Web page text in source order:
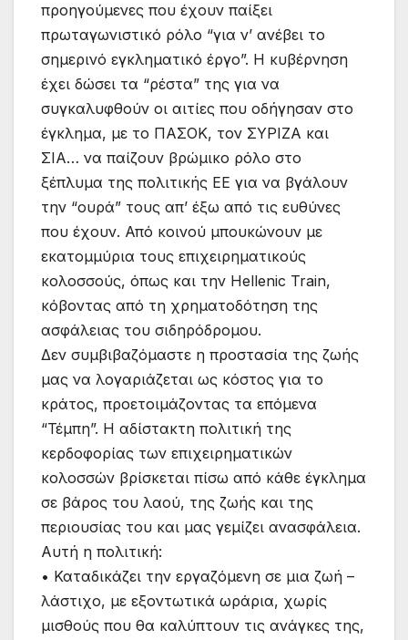
προηγούμενες που έχουν παίξει
πρωταγωνιστικό ρόλο “για ν’ ανέβει το
σημερινό εγκληματικό έργο”. Η κυβέρνηση
έχει δώσει τα “ρέστα” της για να
συγκαλυφθούν οι αιτίες που οδήγησαν στο
έγκλημα, με το ΠΑΣΟΚ, τον ΣΥΡΙΖΑ και
ΣΙΑ… να παίζουν βρώμικο ρόλο στο
ξέπλυμα της πολιτικής ΕΕ για να βγάλουν
την “ουρά” τους απ’ έξω από τις ευθύνες
που έχουν. Από κοινού μπουκώνουν με
εκατομμύρια τους επιχειρηματικούς
κολοσσούς, όπως και την Hellenic Train,
κόβοντας από τη χρηματοδότηση της
ασφάλειας του σιδηρόδρομου.
Δεν συμβιβαζόμαστε η προστασία της ζωής
μας να λογαριάζεται ως κόστος για το
κράτος, προετοιμάζοντας τα επόμενα
“Τέμπη”. Η αδίστακτη πολιτική της
κερδοφορίας των επιχειρηματικών
κολοσσών βρίσκεται πίσω από κάθε έγκλημα
σε βάρος του λαού, της ζωής και της
περιουσίας του και μας γεμίζει ανασφάλεια.
Αυτή η πολιτική:
• Καταδικάζει την εργαζόμενη σε μια ζωή –
λάστιχο, με εξοντωτικά ωράρια, χωρίς
μισθούς που θα καλύπτουν τις ανάγκες της,